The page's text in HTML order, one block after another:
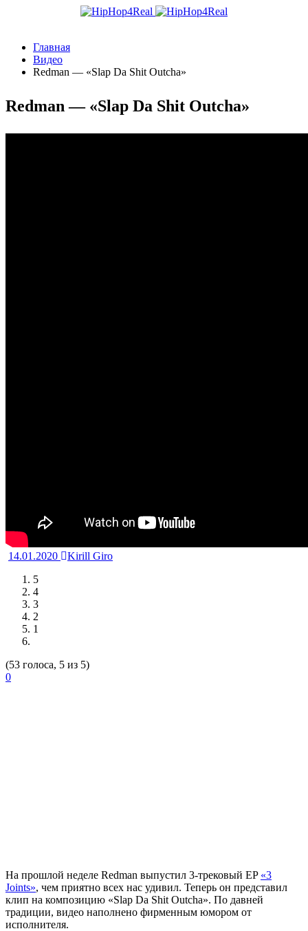
Главная
Видео
Redman — «Slap Da Shit Outcha»
Redman — «Slap Da Shit Outcha»
14.01.2020
Kirill Giro
5
4
3
2
1
(53 голоса, 5 из 5)
0
На прошлой неделе Redman выпустил 3-трековый EP «3
Joints», чем приятно всех нас удивил. Теперь он представил
клип на композицию «Slap Da Shit Outcha». По давней
традиции, видео наполнено фирменным юмором от
исполнителя.